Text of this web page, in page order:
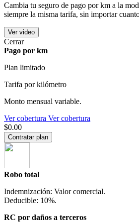
Cambia tu seguro de pago por km a la
siempre la misma tarifa, sin importar
Ver video
Cerrar
Pago por km
Plan limitado
Tarifa por kilómetro
Monto mensual variable.
Ver cobertura Ver cobertura
$0.00
Contratar plan
Robo total
Indemnización: Valor comercial.
Deducible: 10%.
RC por daños a terceros